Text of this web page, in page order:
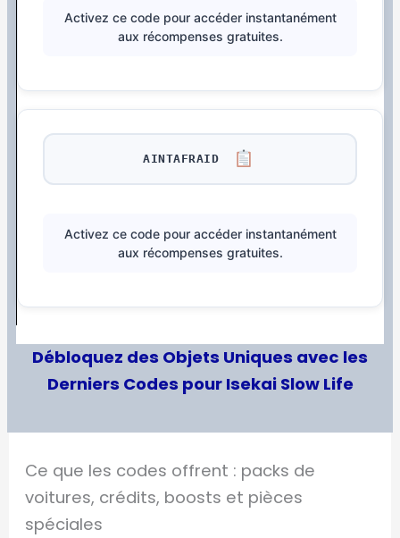
Activez ce code pour accéder instantanément
aux récompenses gratuites.
AINTAFRAID
Activez ce code pour accéder instantanément
aux récompenses gratuites.
Débloquez des Objets Uniques avec les
Derniers Codes pour Isekai Slow Life
Ce que les codes offrent : packs de
voitures, crédits, boosts et pièces
spéciales